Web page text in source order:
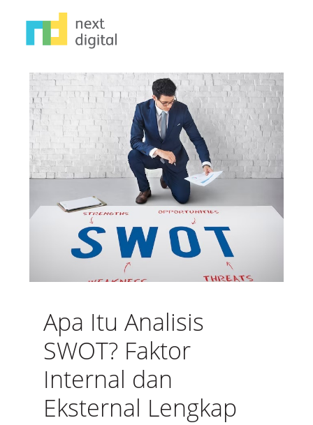
Apa Itu Analisis
SWOT? Faktor
Internal dan
Eksternal Lengkap